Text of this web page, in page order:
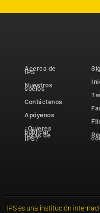
Acerca de
IPS
Nuestros
socios
Contáctenos
Apóyenos
¿Quieres
publicar
notas de
IPS?
IPS es una institución